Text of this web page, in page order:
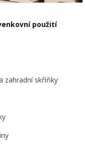
použití
zahradní skříňky